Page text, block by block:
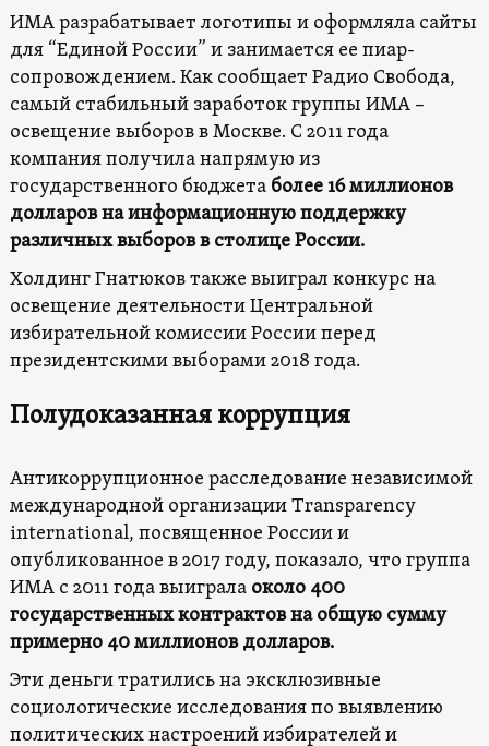
ИМА разрабатывает логотипы и оформляла сайты
для “Единой России” и занимается ее пиар-
сопровождением. Как сообщает Радио Свобода,
самый стабильный заработок группы ИМА –
освещение выборов в Москве. С 2011 года
компания получила напрямую из
государственного бюджета более 16 миллионов
долларов на информационную поддержку
различных выборов в столице России.
Холдинг Гнатюков также выиграл конкурс на
освещение деятельности Центральной
избирательной комиссии России перед
президентскими выборами 2018 года.
Полудоказанная коррупция
Антикоррупционное расследование независимой
международной организации Transparency
international, посвященное России и
опубликованное в 2017 году, показало, что группа
ИМА с 2011 года выиграла около 400
государственных контрактов на общую сумму
примерно 40 миллионов долларов.
Эти деньги тратились на эксклюзивные
социологические исследования по выявлению
политических настроений избирателей и